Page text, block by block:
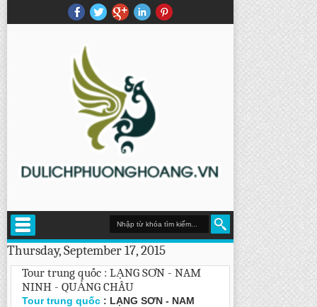
Thursday, September 17, 2015
Tour trung quốc : LẠNG SƠN - NAM
NINH - QUẢNG CHÂU
Tour trung quốc : LẠNG SƠN - NAM